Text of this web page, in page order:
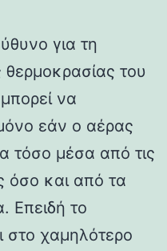
για τη
του
να
εάν ο αέρας
τόσο μέσα από τις
όσο και από τα
Επειδή το
στο χαμηλότερο